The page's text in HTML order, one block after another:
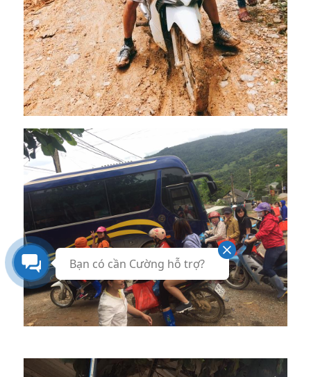
Bạn có cần Cường hỗ trợ?